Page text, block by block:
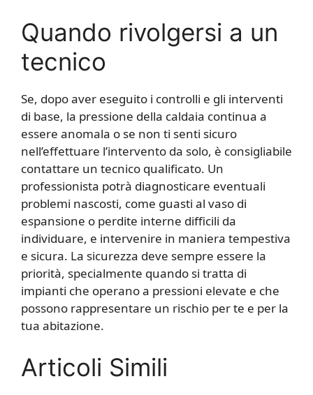
Quando rivolgersi a un
tecnico
Se, dopo aver eseguito i controlli e gli interventi
di base, la pressione della caldaia continua a
essere anomala o se non ti senti sicuro
nell’effettuare l’intervento da solo, è consigliabile
contattare un tecnico qualificato. Un
professionista potrà diagnosticare eventuali
problemi nascosti, come guasti al vaso di
espansione o perdite interne difficili da
individuare, e intervenire in maniera tempestiva
e sicura. La sicurezza deve sempre essere la
priorità, specialmente quando si tratta di
impianti che operano a pressioni elevate e che
possono rappresentare un rischio per te e per la
tua abitazione.
Articoli Simili